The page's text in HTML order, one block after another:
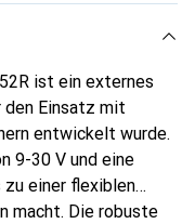
ist ein externes
Einsatz mit
entwickelt wurde.
9-30 V und eine
zu einer flexiblen
macht. Die robuste